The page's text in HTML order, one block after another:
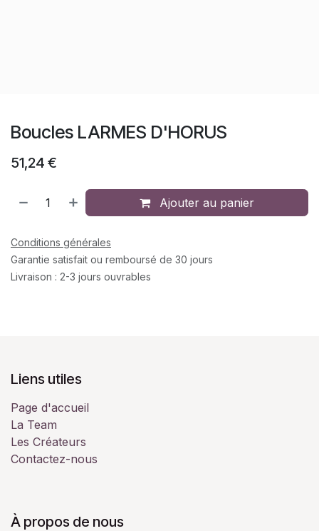
Boucles LARMES D'HORUS
51,24 €
Ajouter au panier
Conditions générales
Garantie satisfait ou remboursé de 30 jours
Livraison : 2-3 jours ouvrables
Liens utiles
Page d'accueil
La Team
Les Créateurs
Contactez-nous
À propos de nous